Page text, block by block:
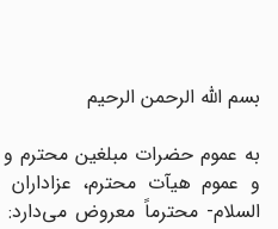
بسم الله الرحمن الرحیم‌
به عموم حضرات مبلغین محترم و
و عموم هیآت محترم، عزاداران
السلام- محترماً معروض می‌دارد: